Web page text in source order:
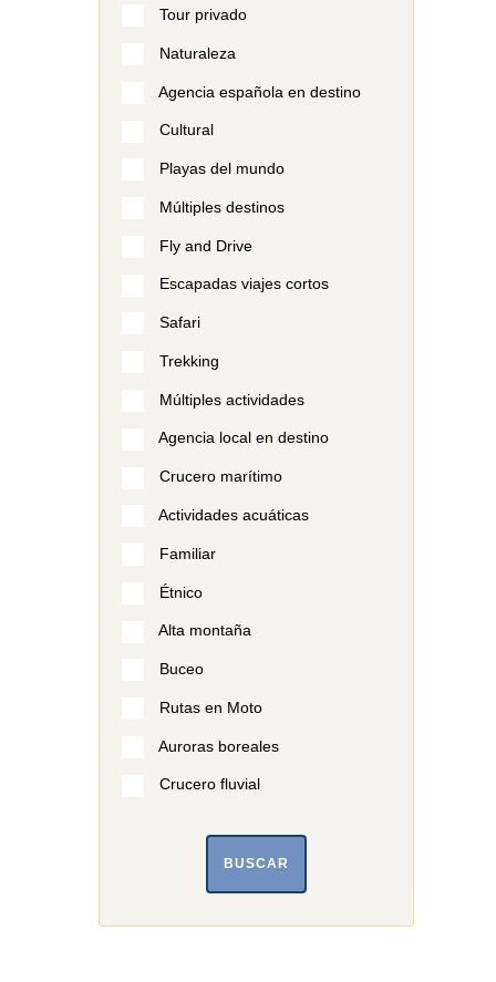
Tour privado
Naturaleza
Agencia española en destino
Cultural
Playas del mundo
Múltiples destinos
Fly and Drive
Escapadas viajes cortos
Safari
Trekking
Múltiples actividades
Agencia local en destino
Crucero marítimo
Actividades acuáticas
Familiar
Étnico
Alta montaña
Buceo
Rutas en Moto
Auroras boreales
Crucero fluvial
BUSCAR